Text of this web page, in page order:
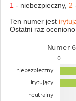
1 - niebezpieczny, 2
Ten numer jest
Ostatni raz